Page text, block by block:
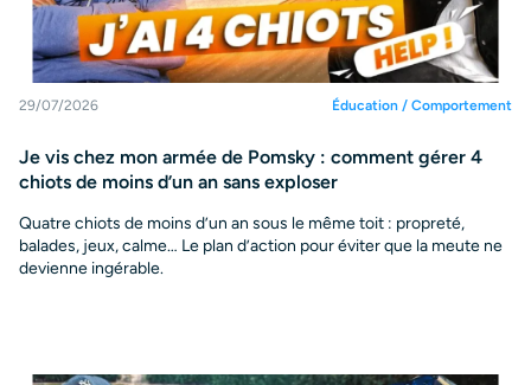
29/07/2026 Éducation / Comportement
Je vis chez mon armée de Pomsky : comment gérer 4
chiots de moins d’un an sans exploser
Quatre chiots de moins d’un an sous le même toit : propreté,
balades, jeux, calme… Le plan d’action pour éviter que la meute ne
devienne ingérable.